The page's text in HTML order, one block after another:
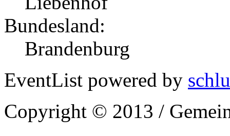
Bundesland:
Brandenburg
EventList powered by
Copyright © 2013 /